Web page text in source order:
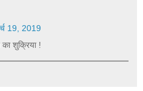
19, 2019
शुक्रिया !